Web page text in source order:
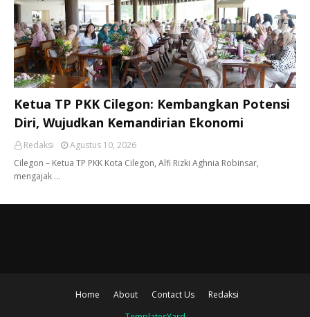
Ketua TP PKK Cilegon: Kembangkan Potensi
Diri, Wujudkan Kemandirian Ekonomi
Redaksi
Agustus 10, 2026
Cilegon – Ketua TP PKK Kota Cilegon, Alfi Rizki Aghnia Robinsar,
mengajak …
Home About Contact Us
Redaksi